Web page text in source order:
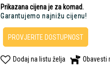
Prikazana cijena je za komad.
Garantujemo najnižu cijenu!
PROVJERITE DOSTUPNOST
Dodaj na listu želja Obavesti